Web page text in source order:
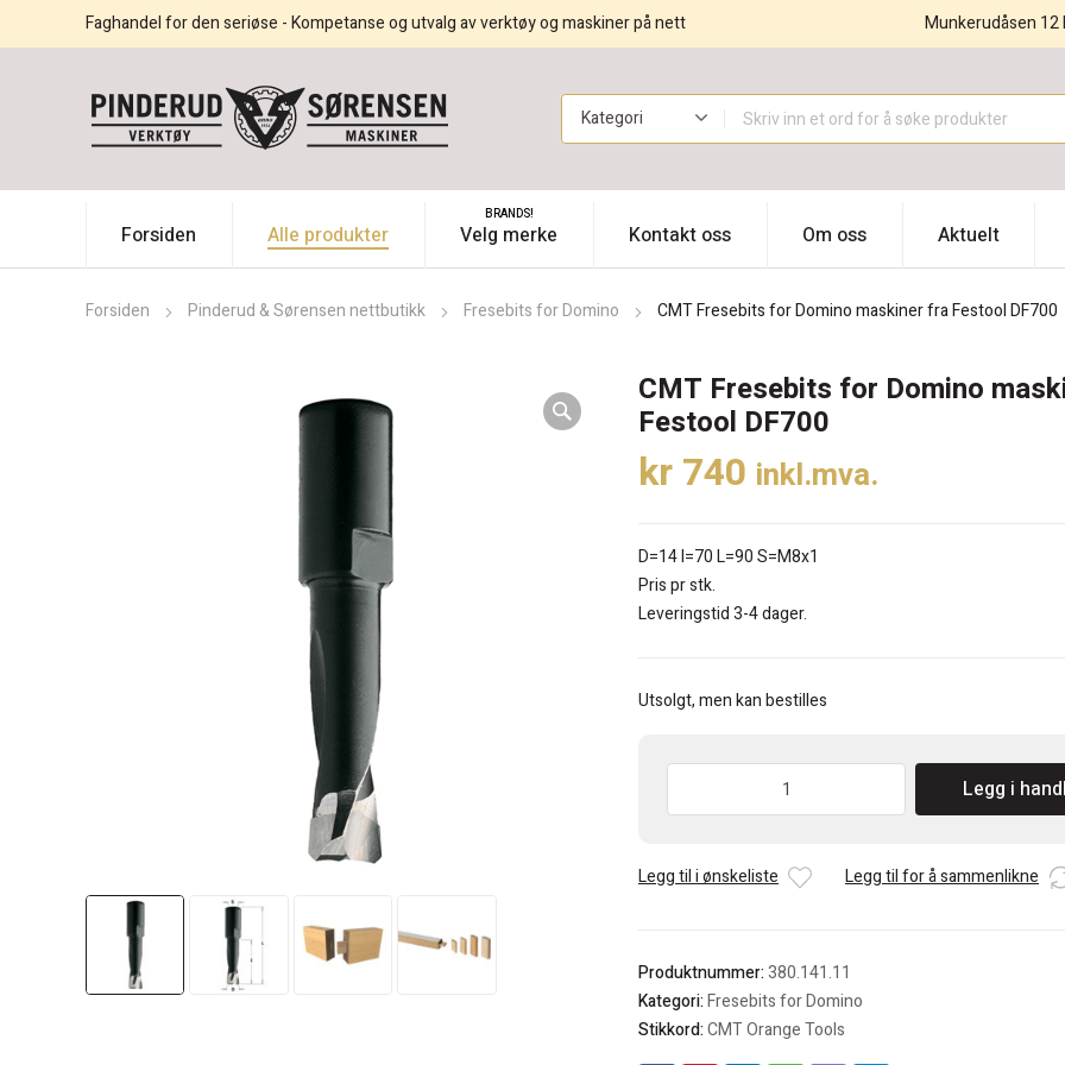
Faghandel for den seriøse - Kompetanse og utvalg av verktøy og maskiner på nett Munkerudåsen 12
Forsiden Alle produkter Velg merke
BRANDS!
Kontakt oss Om oss Aktuelt
Forsiden Pinderud & Sørensen nettbutikk Fresebits for Domino CMT Fresebits for Domino maskiner fra Festool DF700
CMT Fresebits for Domino
Festool DF700
kr740 inkl.mva.
D=14 I=70 L=90 S=M8x1
Pris pr stk.
Leveringstid 3-4 dager.
Utsolgt, men kan bestilles
maskiner
antall
Legg i
Legg til i ønskeliste Legg til for å sammenlikne
Produktnummer:380.141.11
Kategori:Fresebits for Domino
Stikkord:CMT Orange Tools